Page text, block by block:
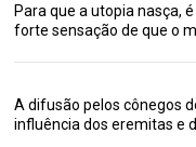
Para que a utopia nasça,
forte sensação de que o
A difusão pelos cônegos
influência dos eremitas e